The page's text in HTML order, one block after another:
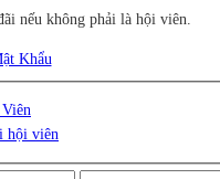
nếu không phải là hội viên.
Khẩu
hội viên